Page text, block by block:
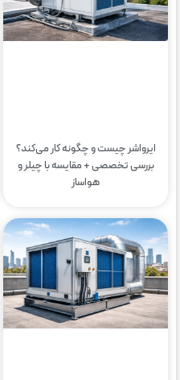
ایرواشر چیست و چگونه کار می‌کند؟
بررسی تخصصی + مقایسه با چیلر و
هواساز